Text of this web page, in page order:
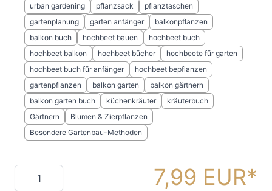
urban gardening
pflanzsack
pflanztaschen
gartenplanung
garten anfänger
balkonpflanzen
balkon buch
hochbeet bauen
hochbeet buch
hochbeet balkon
hochbeet bücher
hochbeete für garten
hochbeet buch für anfänger
hochbeet bepflanzen
gartenpflanzen
balkon garten
balkon gärtnern
balkon garten buch
küchenkräuter
kräuterbuch
Gärtnern
Blumen & Zierpflanzen
Besondere Gartenbau-Methoden
Menge 7,99 EUR